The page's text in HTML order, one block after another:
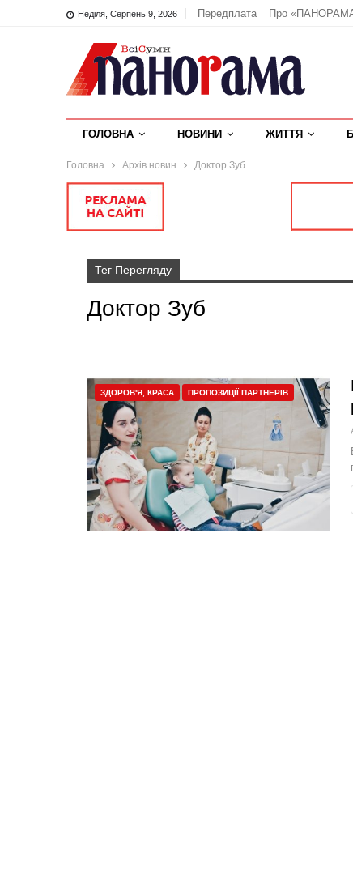
Неділя, Серпень 9, 2026 Передплата Про
ГОЛОВНА НОВИНИ ЖИТТЯ
Головна Архів новин Доктор Зуб
Тег Перегляду
Доктор Зуб
ЗДОРОВ'Я, КРАСА ПРОПОЗИЦІЇ ПАРТНЕРІВ